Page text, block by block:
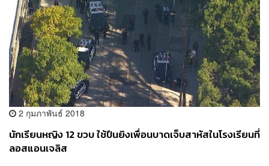
2 กุมภาพันธ์ 2018
นักเรียนหญิง 12 ขวบ ใช้ปืนยิงเพื่อนบาดเจ็บสาหัสในโรงเรียนที่
ลอสแอนเจลิส